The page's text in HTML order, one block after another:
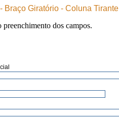
Braço Giratório - Coluna Tirante
dos campos.